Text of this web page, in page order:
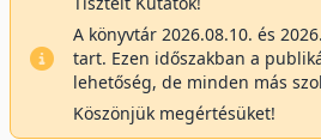
A könyvtár 2026.08.10. és
tart. Ezen időszakban a
lehetőség, de minden más
Köszönjük megértésüket!